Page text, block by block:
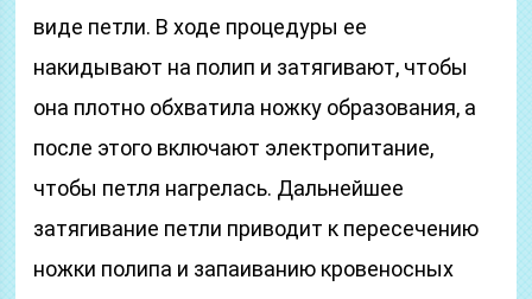
виде петли. В ходе процедуры ее
накидывают на полип и затягивают, чтобы
она плотно обхватила ножку образования, а
после этого включают электропитание,
чтобы петля нагрелась. Дальнейшее
затягивание петли приводит к пересечению
ножки полипа и запаиванию кровеносных